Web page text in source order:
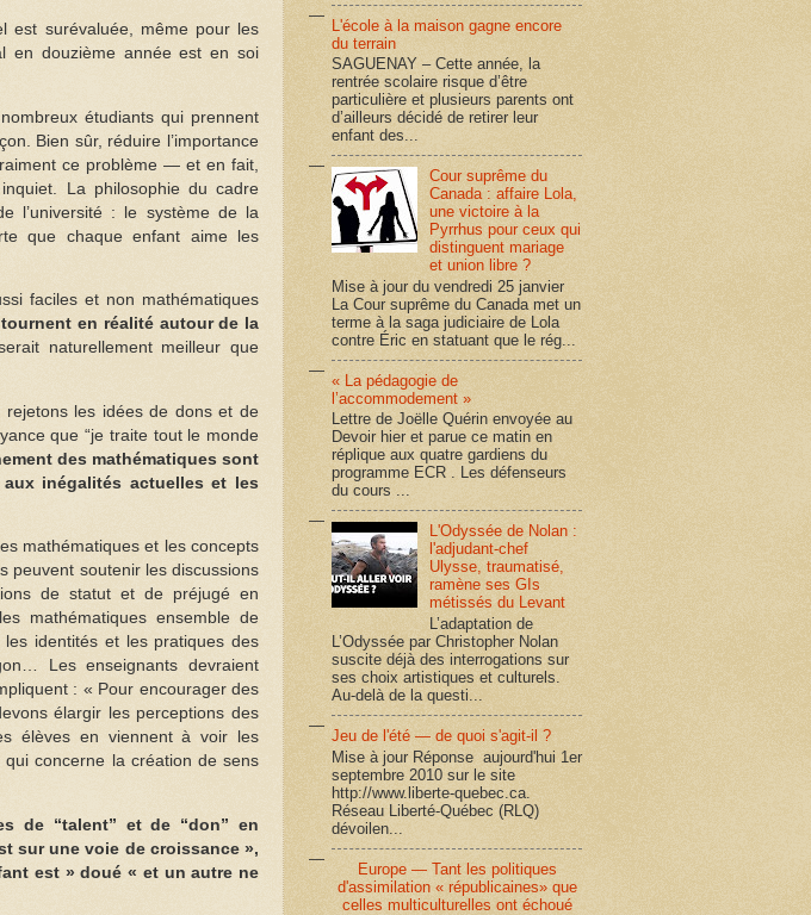
est surévaluée, même pour les
en douzième année est en soi
étudiants qui prennent
Bien sûr, réduire l’importance
ce problème — et en fait,
La philosophie du cadre
l’université : le système de la
que chaque enfant aime les
faciles et non mathématiques
en réalité autour de la
naturellement meilleur que
les idées de dons et de
que “je traite tout le monde
des mathématiques sont
inégalités actuelles et les
mathématiques et les concepts
peuvent soutenir les discussions
de statut et de préjugé en
mathématiques ensemble de
identités et les pratiques des
Les enseignants devraient
: « Pour encourager des
élargir les perceptions des
élèves en viennent à voir les
concerne la création de sens
de “talent” et de “don” en
sur une voie de croissance »,
est » doué « et un autre ne
L'école à la maison gagne encore
du terrain
SAGUENAY – Cette année, la
rentrée scolaire risque d’être
particulière et plusieurs parents ont
d’ailleurs décidé de retirer leur
enfant des...
Cour suprême du
Canada : affaire Lola,
une victoire à la
Pyrrhus pour ceux qui
distinguent mariage
et union libre ?
Mise à jour du vendredi 25 janvier
La Cour suprême du Canada met un
terme à la saga judiciaire de Lola
contre Éric en statuant que le rég...
« La pédagogie de
l’accommodement »
Lettre de Joëlle Quérin envoyée au
Devoir hier et parue ce matin en
réplique aux quatre gardiens du
programme ECR . Les défenseurs
du cours ...
L'Odyssée de Nolan :
l'adjudant-chef
Ulysse, traumatisé,
ramène ses GIs
métissés du Levant
L’adaptation de
L’Odyssée par Christopher Nolan
suscite déjà des interrogations sur
ses choix artistiques et culturels.
Au-delà de la questi...
Jeu de l'été — de quoi s'agit-il ?
Mise à jour Réponse aujourd'hui 1er
septembre 2010 sur le site
http://www.liberte-quebec.ca.
Réseau Liberté-Québec (RLQ)
dévoilen...
Europe — Tant les politiques
d'assimilation « républicaines» que
celles multiculturelles ont échoué